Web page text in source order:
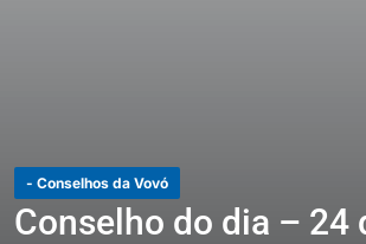
- Conselhos da Vovó
Conselho do dia – 24